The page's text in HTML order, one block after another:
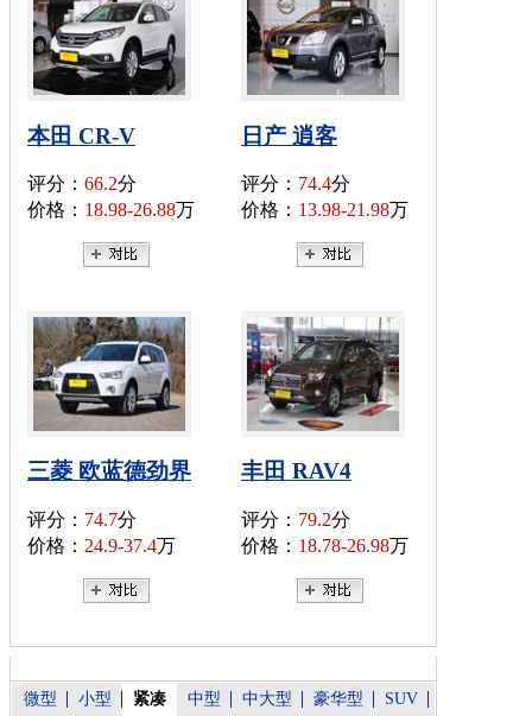
本田 CR-V
评分： 66.2分
价格： 18.98-26.88万
日产 逍客
评分： 74.4分
价格： 13.98-21.98万
三菱 欧蓝德劲界
评分： 74.7分
价格： 24.9-37.4万
丰田 RAV4
评分： 79.2分
价格： 18.78-26.98万
微型 小型 紧凑 中型 中大型 豪华型 SUV